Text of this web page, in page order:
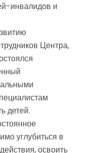
инвалидов и
Центра,
детей.
углубиться в
освоить